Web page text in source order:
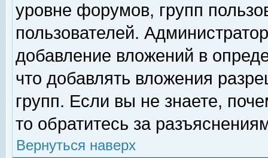
уровне форумов, групп
пользователей.
добавление вложений в
что добавлять вложения
групп. Если вы не знаете,
то обратитесь за
Вернуться наверх